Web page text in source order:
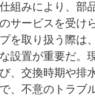
組みにより、部
サービスを受け
を取り扱う際は
設置が重要だ。
、交換時期や排
、不意のトラブ